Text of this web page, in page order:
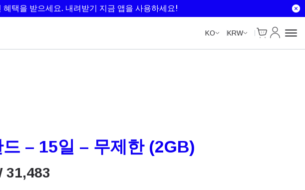
혜택을 받으세요. 내려받기 지금 앱을 사용하세요!
KO KRW
Cart
내 계정
드 – 15일 – 무제한 (2GB)
31,483